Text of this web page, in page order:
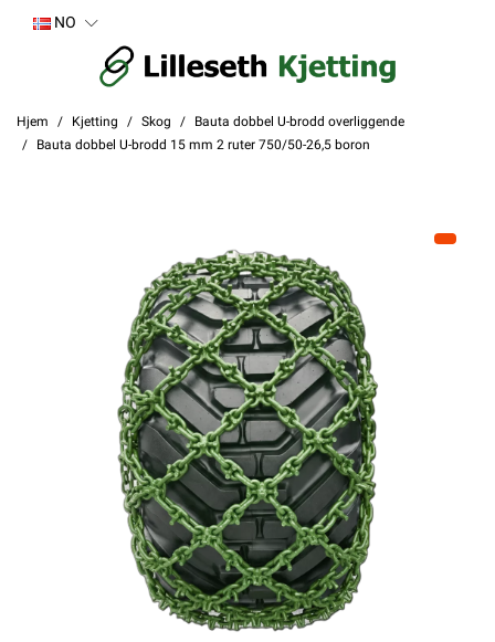
NO
Hjem Kjetting Skog
Bauta dobbel U-brodd overliggende
Bauta dobbel U-brodd 15 mm 2 ruter 750/50-26,5 boron